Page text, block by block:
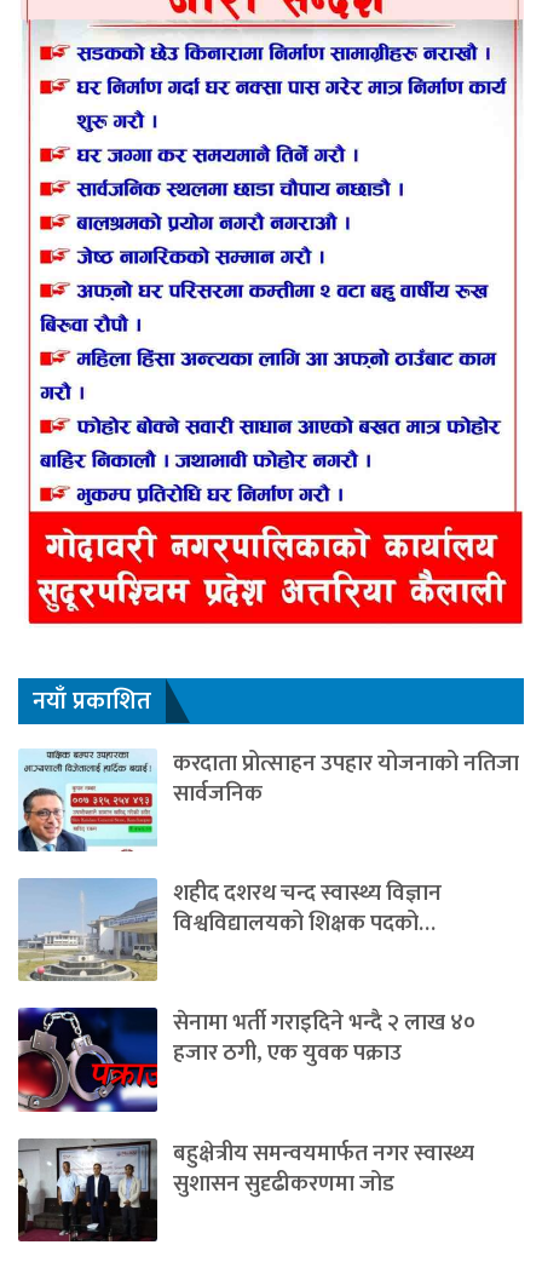
नयाँ प्रकाशित
करदाता प्रोत्साहन उपहार योजनाको नतिजा
सार्वजनिक
शहीद दशरथ चन्द स्वास्थ्य विज्ञान
विश्वविद्यालयको शिक्षक पदको…
सेनामा भर्ती गराइदिने भन्दै २ लाख ४०
हजार ठगी, एक युवक पक्राउ
बहुक्षेत्रीय समन्वयमार्फत नगर स्वास्थ्य
सुशासन सुदृढीकरणमा जोड